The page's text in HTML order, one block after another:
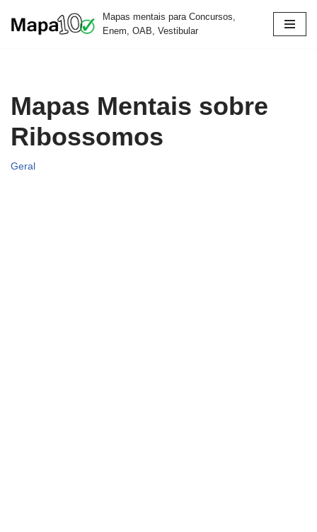
Mapas mentais para Concursos,
Enem, OAB, Vestibular
Mapas Mentais sobre
Ribossomos
Geral